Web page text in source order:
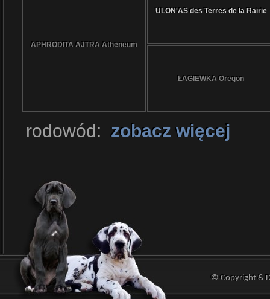
APHRODITA AJTRA Atheneum
ULON'AS des Terres de la Rairie
ŁAGIEWKA Oregon
rodowód: zobacz więcej
© Copyright &